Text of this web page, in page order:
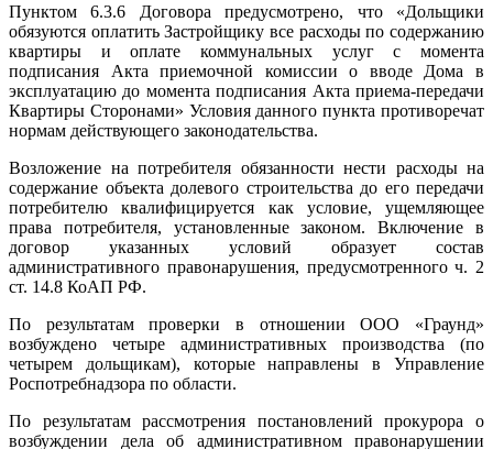
Пунктом 6.3.6 Договора предусмотрено, что «Дольщики
обязуются оплатить Застройщику все расходы по содержанию
квартиры и оплате коммунальных услуг с момента
подписания Акта приемочной комиссии о вводе Дома в
эксплуатацию до момента подписания Акта приема-передачи
Квартиры Сторонами» Условия данного пункта противоречат
нормам действующего законодательства.
Возложение на потребителя обязанности нести расходы на
содержание объекта долевого строительства до его передачи
потребителю квалифицируется как условие, ущемляющее
права потребителя, установленные законом. Включение в
договор указанных условий образует состав
административного правонарушения, предусмотренного ч. 2
ст. 14.8 КоАП РФ.
По результатам проверки в отношении ООО «Граунд»
возбуждено четыре административных производства (по
четырем дольщикам), которые направлены в Управление
Роспотребнадзора по области.
По результатам рассмотрения постановлений прокурора о
возбуждении дела об административном правонарушении